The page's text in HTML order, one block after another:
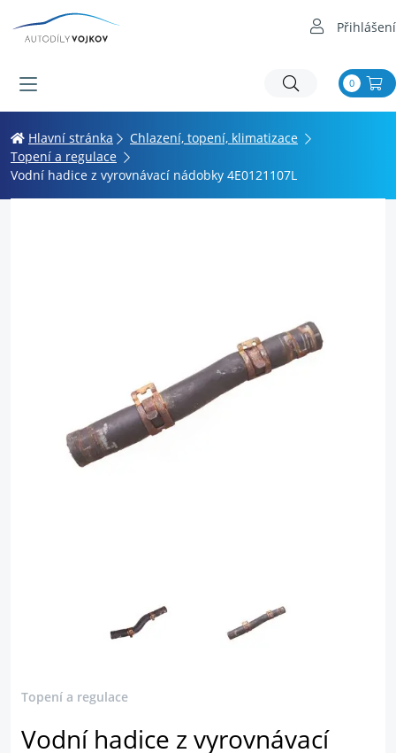
Přihlášení
0
Hlavní stránka
Chlazení, topení, klimatizace
Topení a regulace
Vodní hadice z vyrovnávací nádobky 4E0121107L
Topení a regulace
Vodní hadice z vyrovnávací